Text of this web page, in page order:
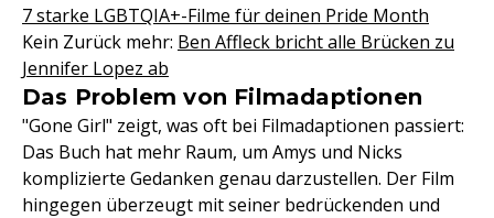
7 starke LGBTQIA+-Filme für deinen Pride Month
Kein Zurück mehr: Ben Affleck bricht alle Brücken zu
Jennifer Lopez ab
Das Problem von Filmadaptionen
"Gone Girl" zeigt, was oft bei Filmadaptionen passiert:
Das Buch hat mehr Raum, um Amys und Nicks
komplizierte Gedanken genau darzustellen. Der Film
hingegen überzeugt mit seiner bedrückenden und